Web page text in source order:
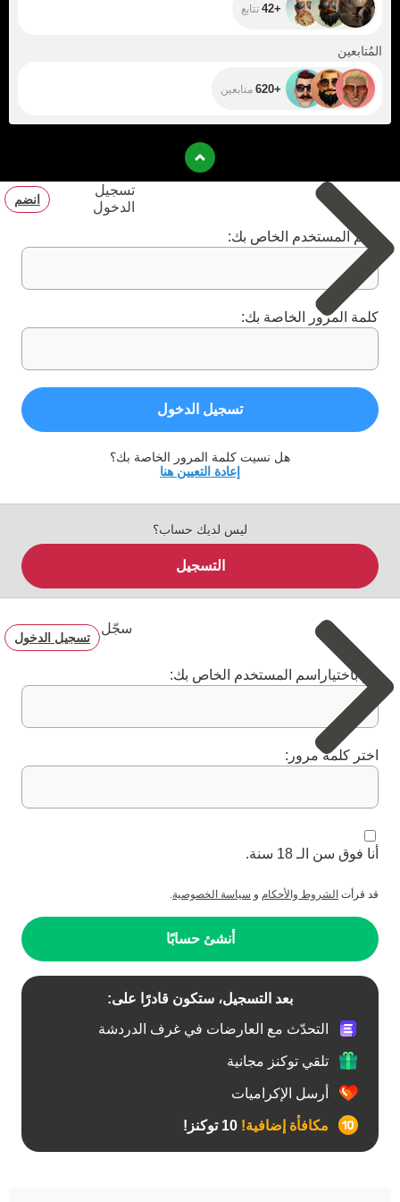
be able to tear
yourself away
make our
encounters an
aesthetic ecstasy
—you'll be the first
to see the results!
+42 تتابع
المُتابعين
+620 متابعين
تسجيل
الدخول
انضم
اسم المستخدم الخاص بك:
كلمة المرور الخاصة بك:
تسجيل الدخول
هل نسيت كلمة المرور الخاصة بك؟
إعادة التعيين هنا
ليس لديك حساب؟
التسجيل
سجّل
تسجيل الدخول
قم باختياراسم المستخدم الخاص بك:
اختر كلمة مرور:
أنا فوق سن الـ 18 سنة.
قد قرأت الشروط والأحكام و سياسة الخصوصية.
أنشئ حسابًا
بعد التسجيل، ستكون قادرًا على:
التحدّث مع العارضات في غرف الدردشة
تلقي توكنز مجانية
أرسل الإكراميات
مكافأة إضافية!